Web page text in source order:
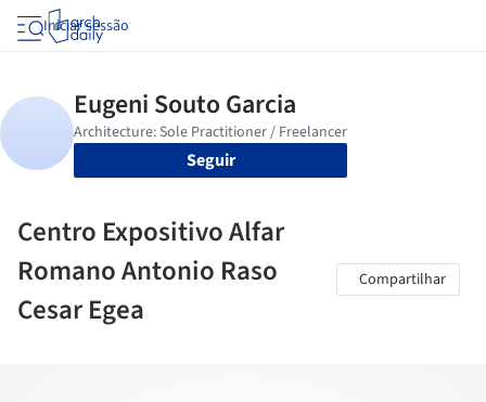
Iniciar sessão
Seguir
Centro Expositivo Alfar
Romano Antonio Raso
Cesar Egea
Compartilhar